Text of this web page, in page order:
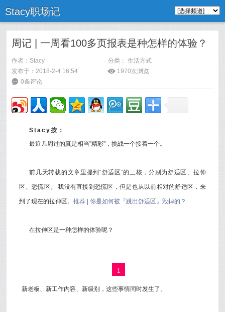
Stacy职场记
周记 | 一周看100多页报表是种怎样的体验？
作者： Stacy 分类： 生活方式
发布于：2018-2-4 16:54
ė 1970次浏览
6 0条评论
Stacy按：
最近几周过的真是相当"精彩"，挑战一个接着一个。
前几天转载的文章里提到“舒适区”的三核，分别为舒适区、拉伸
区、恐慌区。 我没有直接到恐慌区，但是也从以前相对的舒适区，来
到了现在的拉伸区。推荐 | 你是如何被『跳出舒适区』毁掉的？
在拉伸区是一种怎样的体验呢？
1
新老板、新工作内容、新级别，这些事情同时发生了。